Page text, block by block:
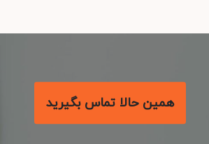
همین حالا تماس بگیرید